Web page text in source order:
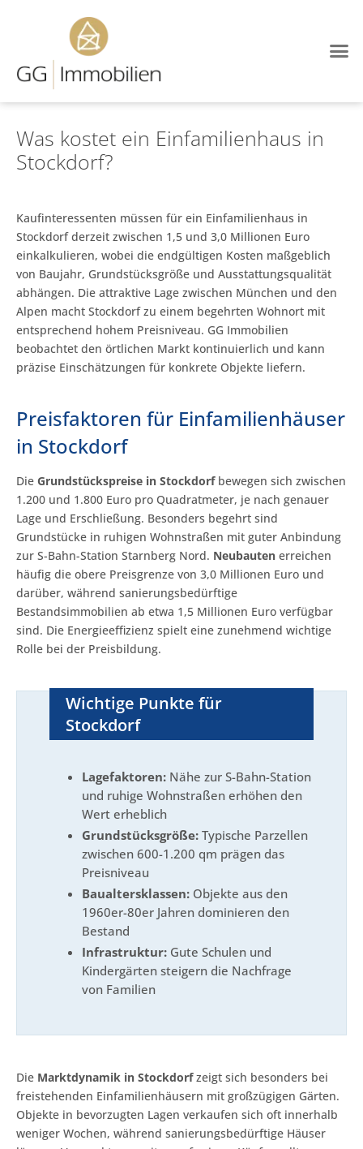
Was kostet ein Einfamilienhaus in
Stockdorf?
Kaufinteressenten müssen für ein Einfamilienhaus in
Stockdorf derzeit zwischen 1,5 und 3,0 Millionen Euro
einkalkulieren, wobei die endgültigen Kosten maßgeblich
von Baujahr, Grundstücksgröße und Ausstattungsqualität
abhängen. Die attraktive Lage zwischen München und den
Alpen macht Stockdorf zu einem begehrten Wohnort mit
entsprechend hohem Preisniveau. GG Immobilien
beobachtet den örtlichen Markt kontinuierlich und kann
präzise Einschätzungen für konkrete Objekte liefern.
Preisfaktoren für Einfamilienhäuser
in Stockdorf
Die Grundstückspreise in Stockdorfbewegen sich zwischen
1.200 und 1.800 Euro pro Quadratmeter, je nach genauer
Lage und Erschließung. Besonders begehrt sind
Grundstücke in ruhigen Wohnstraßen mit guter Anbindung
zur S-Bahn-Station Starnberg Nord. Neubauten erreichen
häufig die obere Preisgrenze von 3,0 Millionen Euro und
darüber, während sanierungsbedürftige
Bestandsimmobilien ab etwa 1,5 Millionen Euro verfügbar
sind. Die Energieeffizienz spielt eine zunehmend wichtige
Rolle bei der Preisbildung.
Wichtige Punkte für
Stockdorf
Lagefaktoren: Nähe zur S-Bahn-Station
und ruhige Wohnstraßen erhöhen den
Wert erheblich
Grundstücksgröße:Typische Parzellen
zwischen 600-1.200 qm prägen das
Preisniveau
Baualtersklassen: Objekte aus den
1960er-80er Jahren dominieren den
Bestand
Infrastruktur: Gute Schulen und
Kindergärten steigern die Nachfrage
von Familien
Die Marktdynamik in Stockdorfzeigt sich besonders bei
freistehenden Einfamilienhäusern mit großzügigen Gärten.
Objekte in bevorzugten Lagen verkaufen sich oft innerhalb
weniger Wochen, während sanierungsbedürftige Häuser